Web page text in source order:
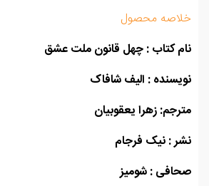
محصول
کتاب: چهل قانون ملت عشق
: الیف شافاک
زهرا یعقوبیان
: نیک فرجام
: شومیز